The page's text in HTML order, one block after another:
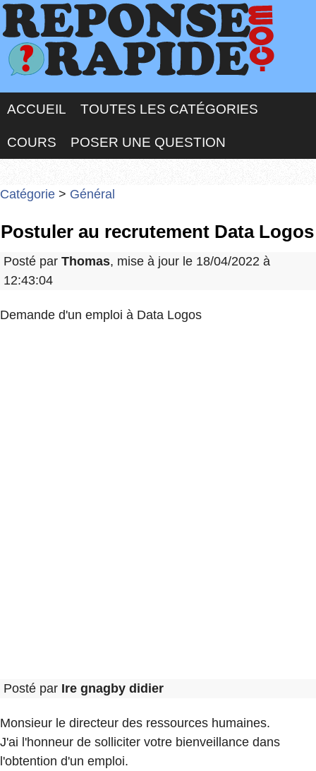
ACCUEIL TOUTES LES CATÉGORIES
COURS POSER UNE QUESTION
Catégorie > Général
Postuler au recrutement Data Logos
Posté par Thomas, mise à jour le 18/04/2022 à
12:43:04
Demande d'un emploi à Data Logos
Posté par Ire gnagby didier
Monsieur le directeur des ressources humaines.
J'ai l'honneur de solliciter votre bienveillance dans
l'obtention d'un emploi.